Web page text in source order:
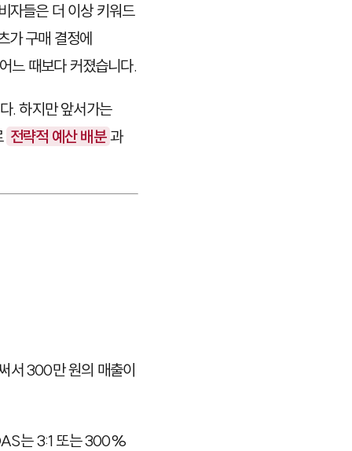
자들은 더 이상 키워드
가 구매 결정에
느 때보다 커졌습니다.
. 하지만 앞서가는
전략적 예산 배분 과
서 300만 원의 매출이
는 3:1 또는 300%